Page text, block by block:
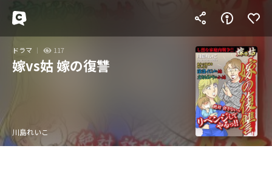
ドラマ 117
嫁vs姑 嫁の復讐
川島れいこ